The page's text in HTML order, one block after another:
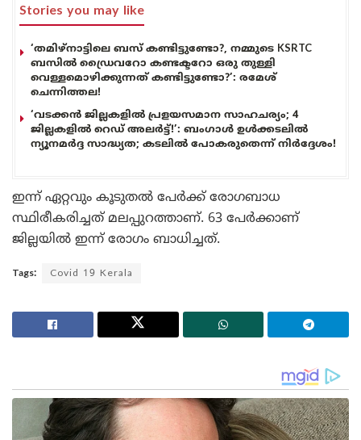
Stories you may like
‘തമിഴ്‌നാട്ടിലെ ബസ് കണ്ടിട്ടുണ്ടോ?, നമ്മുടെ KSRTC
ബസിൽ ഡ്രൈവറോ കണ്ടക്ടറോ ഒരു തുള്ളി
വെള്ളമൊഴിക്കുന്നത് കണ്ടിട്ടുണ്ടോ?’: രമേശ്
ചെന്നിത്തല!
‘വടക്കൻ ജില്ലകളിൽ പ്രളയസമാന സാഹചര്യം; 4
ജില്ലകളിൽ റെഡ് അലർട്ട്!’: ബംഗാൾ ഉൾക്കടലിൽ
ന്യൂനമർദ്ദ സാദ്ധ്യത; കടലിൽ പോകരുതെന്ന് നിർദ്ദേശം!
ഇന്ന് ഏറ്റവും കൂടുതൽ പേർക്ക് രോഗബാധ
സ്ഥിരീകരിച്ചത് മലപ്പുറത്താണ്. 63 പേർക്കാണ്
ജില്ലയിൽ ഇന്ന് രോഗം ബാധിച്ചത്.
Tags: Covid 19 Kerala